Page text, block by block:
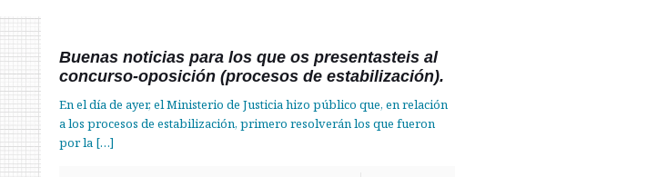
Buenas noticias para los que os presentasteis al
concurso-oposición (procesos de estabilización).
En el día de ayer, el Ministerio de Justicia hizo público que, en relación
a los procesos de estabilización, primero resolverán los que fueron
por la […]